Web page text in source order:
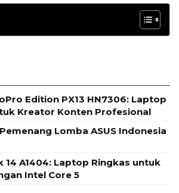
Edition PX13 HN7306: Laptop
Kreator Konten Profesional
Lomba ASUS Indonesia
14 A1404: Laptop Ringkas untuk
Intel Core 5